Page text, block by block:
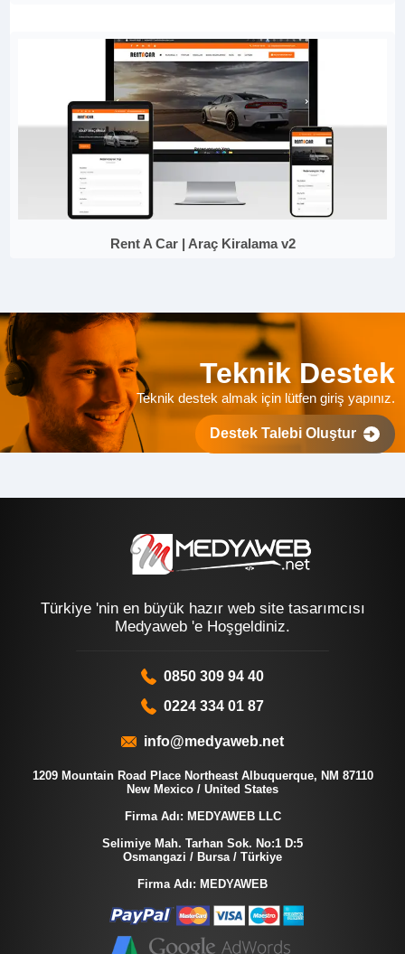
Rent A Car | Araç Kiralama v2
Teknik Destek
Teknik destek almak için lütfen giriş yapınız.
Destek Talebi Oluştur
Türkiye 'nin en büyük hazır web site tasarımcısı
Medyaweb 'e Hoşgeldiniz.
0850 309 94 40
0224 334 01 87
info@medyaweb.net
1209 Mountain Road Place Northeast Albuquerque, NM 87110
New Mexico / United States
Firma Adı: MEDYAWEB LLC
Selimiye Mah. Tarhan Sok. No:1 D:5
Osmangazi / Bursa / Türkiye
Firma Adı: MEDYAWEB